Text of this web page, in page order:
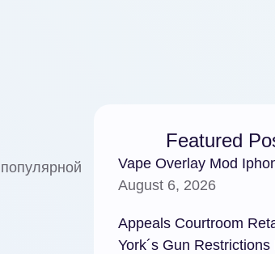
Featured
Vape Overlay Mod
August 6, 2026
Appeals Courtroom
York´s Gun Restrictions